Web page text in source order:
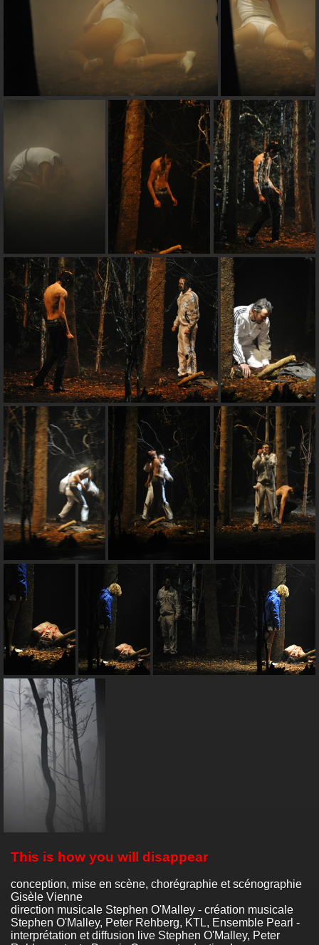
This is how you will disappear
conception, mise en scène, chorégraphie et scénographie
Gisèle Vienne
direction musicale Stephen O'Malley - création musicale
Stephen O'Malley, Peter Rehberg, KTL, Ensemble Pearl -
interprétation et diffusion live Stephen O'Malley, Peter